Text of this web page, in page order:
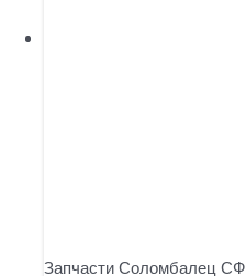
Запчасти Соломбалец СФ